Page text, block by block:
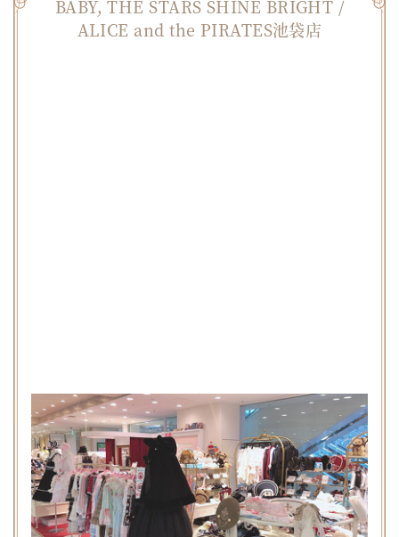
BABY, THE STARS SHINE BRIGHT /
ALICE and the PIRATES池袋店